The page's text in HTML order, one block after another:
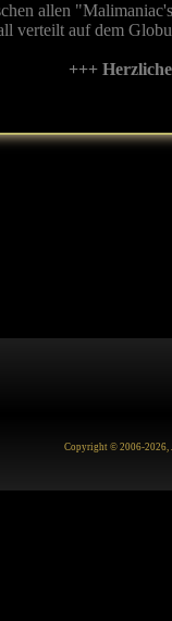
allen
verteilt auf dem
+++
Copyright © 2006-2026,